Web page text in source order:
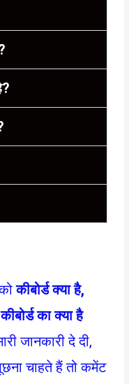
कीबोर्डक्या है,
का क्या है
जानकारी दे दी,
चाहते हैं तो कमेंट